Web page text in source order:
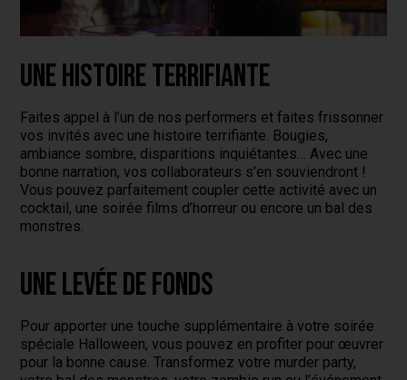
Une histoire terrifiante
Faites appel à l’un de nos performers et faites frissonner
vos invités avec une histoire terrifiante. Bougies,
ambiance sombre, disparitions inquiétantes… Avec une
bonne narration, vos collaborateurs s’en souviendront !
Vous pouvez parfaitement coupler cette activité avec un
cocktail, une soirée films d’horreur ou encore un bal des
monstres.
Une levée de fonds
Pour apporter une touche supplémentaire à votre soirée
spéciale Halloween, vous pouvez en profiter pour œuvrer
pour la bonne cause. Transformez votre murder party,